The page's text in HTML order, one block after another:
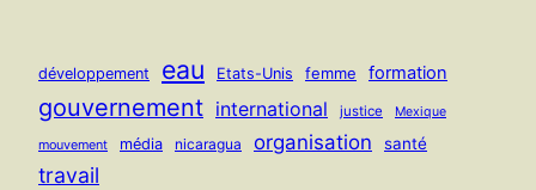
développement eau Etats-Unis femme formation
gouvernement international justice Mexique
mouvement média nicaragua organisation santé
travail